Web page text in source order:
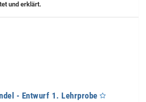
und erklärt.
- Entwurf 1. Lehrprobe